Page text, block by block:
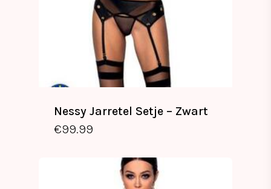
Nessy Jarretel Setje – Zwart
€99.99